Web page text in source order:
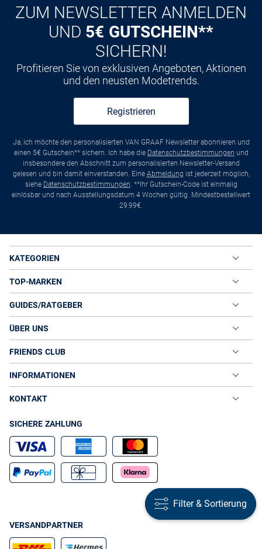
Kauf aufRechnung
ZUM NEWSLETTER ANMELDEN
UND 5€ GUTSCHEIN**
SICHERN!
Profitieren Sie von exklusiven Angeboten, Aktionen
und den neusten Modetrends.
Registrieren
Ja, ich möchte den personalisierten VAN GRAAF Newsletter abonnieren und
einen 5€ Gutschein** sichern. Ich habe die Datenschutzbestimmungen und
insbesondere den Abschnitt zum personalisierten Newsletter-Versand
gelesen und bin damit einverstanden. Eine Abmeldung ist jederzeit möglich,
siehe Datenschutzbestimmungen. **Ihr Gutschein-Code ist einmalig
einlösbar und nach Ausstellungsdatum 4 Wochen gültig. Mindestbestellwert
29,99€.
KATEGORIEN
TOP-MARKEN
GUIDES/RATGEBER
ÜBER UNS
FRIENDS CLUB
INFORMATIONEN
KONTAKT
SICHERE ZAHLUNG
VERSANDPARTNER
Filter & Sortierung
Filter & Sortierung